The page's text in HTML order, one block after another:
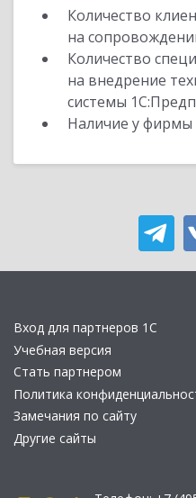
Количество
на
Количество
на внедрение
системы
Наличие у фирмы
Вход для партнеров 1С
Учебная версия
Стать партнером
Политика
Замечания по сайту
Другие сайты